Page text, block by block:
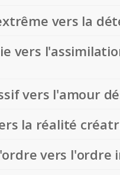
vers la
vers
vers l'amour
la réalité
vers l'ordre